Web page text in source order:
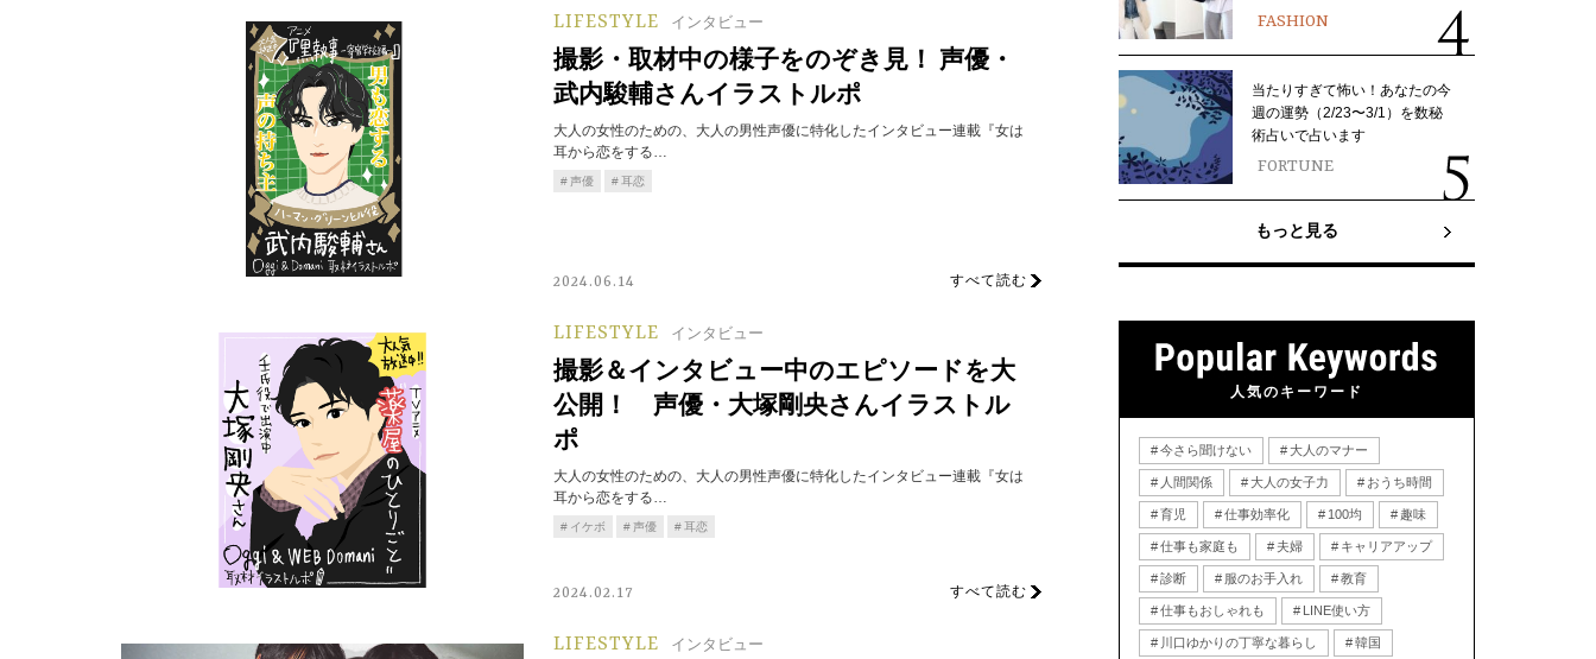
LIFESTYLE インタビュー
撮影・取材中の様子をのぞき見！ 声優・
武内駿輔さんイラストルポ
大人の女性のための、大人の男性声優に特化したインタビュー連載『女は
耳から恋をする…
声優 耳恋
2024.06.14 すべて読む
LIFESTYLE インタビュー
撮影＆インタビュー中のエピソードを大
公開！ 声優・大塚剛央さんイラストル
ポ
大人の女性のための、大人の男性声優に特化したインタビュー連載『女は
耳から恋をする…
イケボ 声優 耳恋
2024.02.17 すべて読む
LIFESTYLE インタビュー
FASHION
当たりすぎて怖い！あなたの今
週の運勢（2/23〜3/1）を数秘
術占いで占います
FORTUNE
もっと見る
人気のキーワード
今さら聞けない 大人のマナー
人間関係 大人の女子力 おうち時間
育児 仕事効率化 100均 趣味
仕事も家庭も 夫婦 キャリアアップ
診断 服のお手入れ 教育
仕事もおしゃれも LINE使い方
川口ゆかりの丁寧な暮らし 韓国